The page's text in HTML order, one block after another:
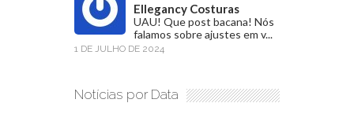
Ellegancy Costuras
UAU! Que post bacana! Nós
falamos sobre ajustes em v...
1 DE JULHO DE 2024
Notícias por Data